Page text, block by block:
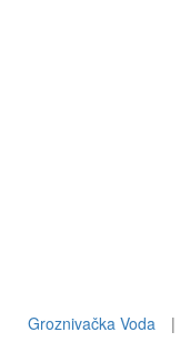
Groznivačka Voda |